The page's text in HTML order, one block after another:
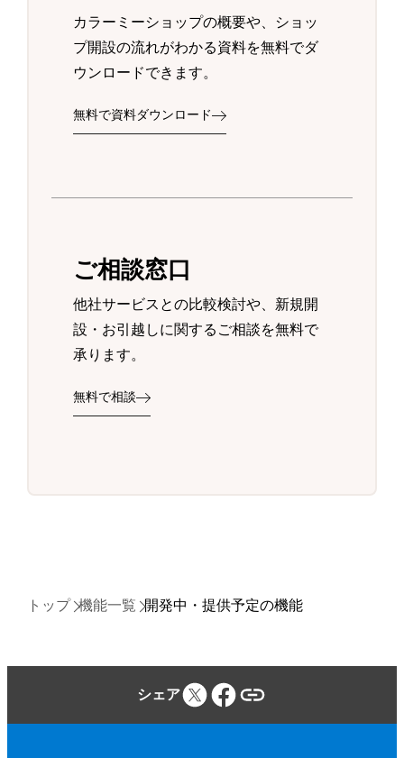
カラーミーショップの概要や、ショッ
プ開設の流れがわかる資料を無料でダ
ウンロードできます。
無料で資料ダウンロード
ご相談窓口
他社サービスとの比較検討や、新規開
設・お引越しに関するご相談を無料で
承ります。
無料で相談
トップ 機能一覧 開発中・提供予定の機能
シェア